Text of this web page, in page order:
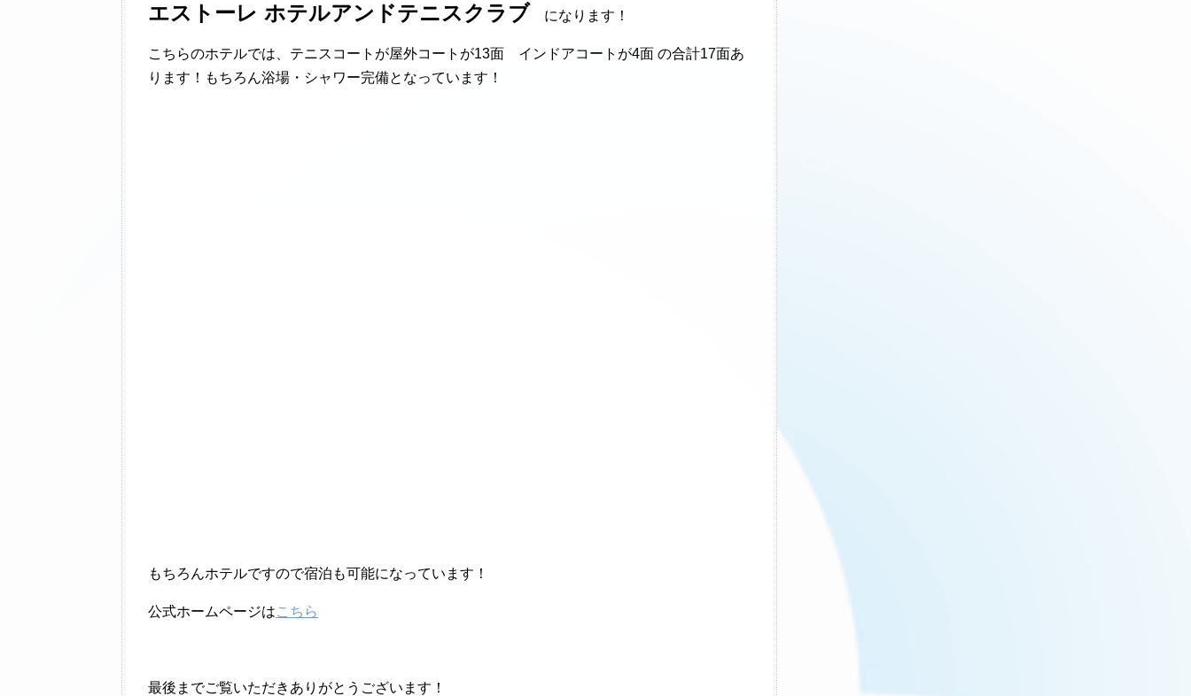
エストーレ ホテルアンドテニスクラブ になります！
こちらのホテルでは、テニスコートが屋外コートが13面 インドアコートが4面 の合計17面あ
ります！もちろん浴場・シャワー完備となっています！
もちろんホテルですので宿泊も可能になっています！
公式ホームページはこちら
最後までご覧いただきありがとうございます！